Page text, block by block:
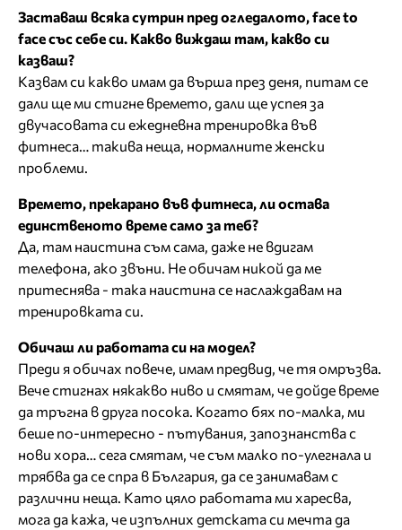
Заставаш всяка сутрин пред огледалото, face to
face със себе си. Какво виждаш там, какво си
казваш?
Казвам си какво имам да върша през деня, питам се
дали ще ми стигне времето, дали ще успея за
двучасовата си ежедневна тренировка във
фитнеса… такива неща, нормалните женски
проблеми.
Времето, прекарано във фитнеса, ли остава
единственото време само за теб?
Да, там наистина съм сама, даже не вдигам
телефона, ако звъни. Не обичам никой да ме
притеснява - така наистина се наслаждавам на
тренировката си.
Обичаш ли работата си на модел?
Преди я обичах повече, имам предвид, че тя омръзва.
Вече стигнах някакво ниво и смятам, че дойде време
да тръгна в друга посока. Когато бях по-малка, ми
беше по-интересно - пътувания, запознанства с
нови хора… сега смятам, че съм малко по-улегнала и
трябва да се спра в България, да се занимавам с
различни неща. Като цяло работата ми харесва,
мога да кажа, че изпълних детската си мечта да